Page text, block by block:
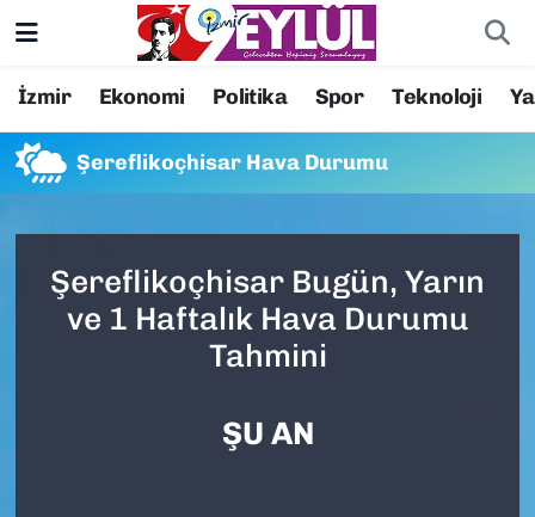
İzmir Ekonomi Politika Spor Teknoloji
Şereflikoçhisar Hava Durumu
Şereflikoçhisar Bugün, Yarın
ve 1 Haftalık Hava Durumu
Tahmini
ŞU AN
Resmi İlanlar
BİLİM
EĞİTİM
EKONOMİ
Konak Nöbetçi Eczaneler
Konak Hava Durumu
Süper Lig Puan Durumu ve Fikstür
Tüm Manşetler